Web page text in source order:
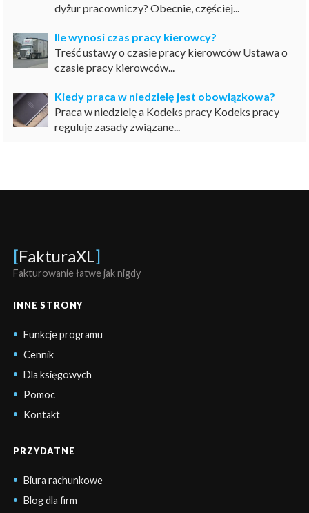
dyżur pracowniczy? Obecnie, częściej...
Ile wynosi czas pracy kierowcy?
Treść ustawy o czasie pracy kierowców Ustawa o
czasie pracy kierowców...
Kiedy praca w niedzielę jest obowiązkowa?
Praca w niedzielę a Kodeks pracy Kodeks pracy
reguluje zasady związane...
[FakturaXL ]
Fakturowanie łatwe jak nigdy
INNE STRONY
Funkcje programu
Cennik
Dla księgowych
Pomoc
Kontakt
PRZYDATNE
Biura rachunkowe
Blog dla firm